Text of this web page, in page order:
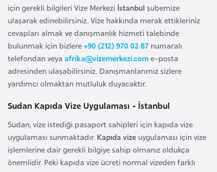
için gerekli bilgileri Vize Merkezi İstanbul şubemize
ulaşarak edinebilirsiniz. Vize hakkında merak ettikleriniz
cevapları almak ve danışmanlık hizmeti talebinde
bulunmak için bizlere+90 (212) 970 02 87 numaralı
telefondan veya afrika@vizemerkezi.come-posta
adresinden ulaşabilirsiniz. Danışmanlarımız sizlere
yardımcı olmaktan mutluluk duyacaktır.
Sudan Kapıda Vize Uygulaması - İstanbul
Sudan, vize istediği pasaport sahipleri için kapıda vize
uygulaması sunmaktadır. Kapıda vize uygulaması için vize
işlemlerine dair gerekli bilgiye sahip olmanız oldukça
önemlidir. Peki kapıda vize ücreti normal vizeden farklı
i
y
e
t
i
C
z
a
y
i
r